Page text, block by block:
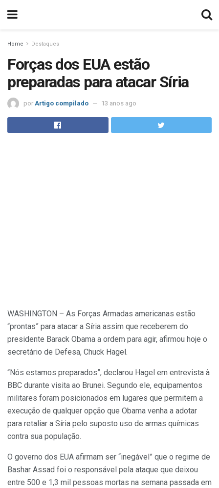
Home Destaques
Forças dos EUA estão
preparadas para atacar Síria
por Artigo compilado 13 anos ago
WASHINGTON – As Forças Armadas americanas estão
“prontas” para atacar a Síria assim que receberem do
presidente Barack Obama a ordem para agir, afirmou hoje o
secretário de Defesa, Chuck Hagel.
“Nós estamos preparados”, declarou Hagel em entrevista à
BBC durante visita ao Brunei. Segundo ele, equipamentos
militares foram posicionados em lugares que permitem a
execução de qualquer opção que Obama venha a adotar
para retaliar a Síria pelo suposto uso de armas químicas
contra sua população.
O governo dos EUA afirmam ser “inegável” que o regime de
Bashar Assad foi o responsável pela ataque que deixou
entre 500 e 1,3 mil pessoas mortas na semana passada em